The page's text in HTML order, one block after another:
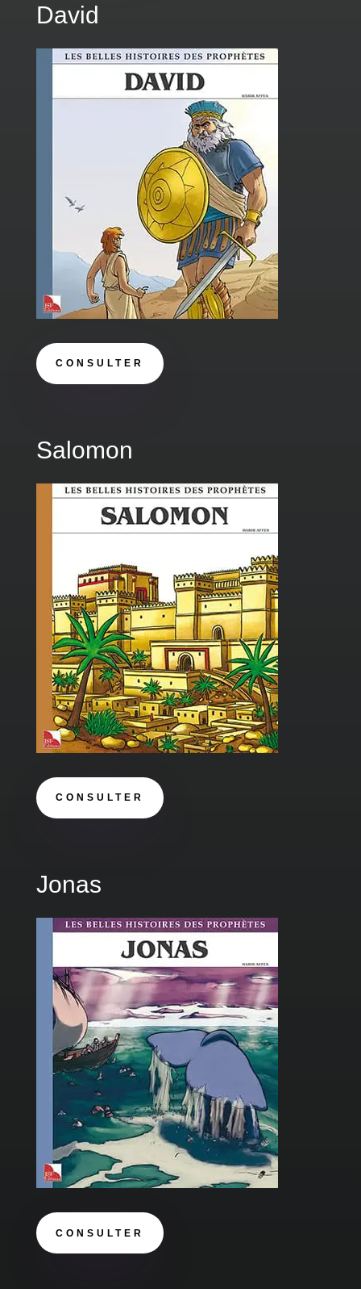
David
CONSULTER
Salomon
CONSULTER
Jonas
CONSULTER